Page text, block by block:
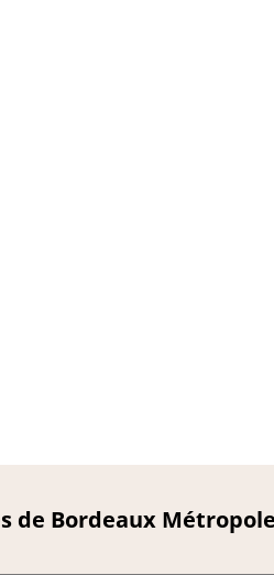
de Bordeaux Métropole